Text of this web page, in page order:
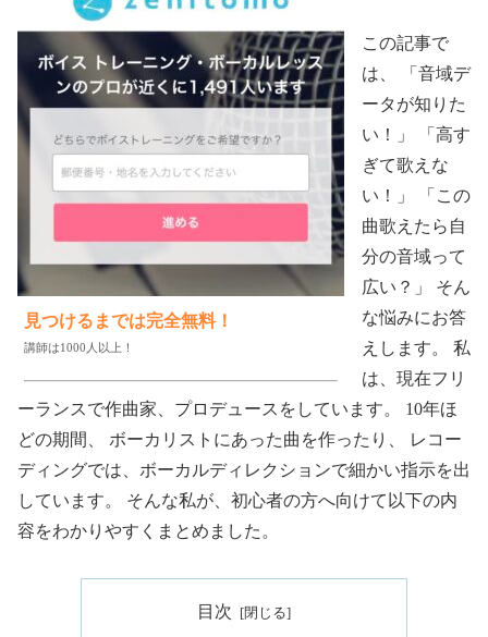
見つけるまでは完全無料！
講師は1000人以上！
この記事で
は、 「音域デ
ータが知りた
い！」 「高す
ぎて歌えな
い！」 「この
曲歌えたら自
分の音域って
広い？」 そん
な悩みにお答
えします。 私
は、現在フリ
ーランスで作曲家、プロデュースをしています。 10年ほ
どの期間、 ボーカリストにあった曲を作ったり、 レコー
ディングでは、ボーカルディレクションで細かい指示を出
しています。 そんな私が、初心者の方へ向けて以下の内
容をわかりやすくまとめました。
目次